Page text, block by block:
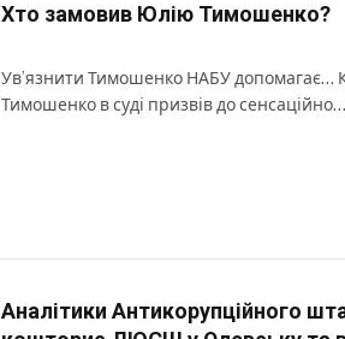
Хто замовив Юлію Тимошенко?
Ув’язнити Тимошенко НАБУ допомагає…
Тимошенко в суді призвів до сенсаційно…
Аналітики Антикорупційного